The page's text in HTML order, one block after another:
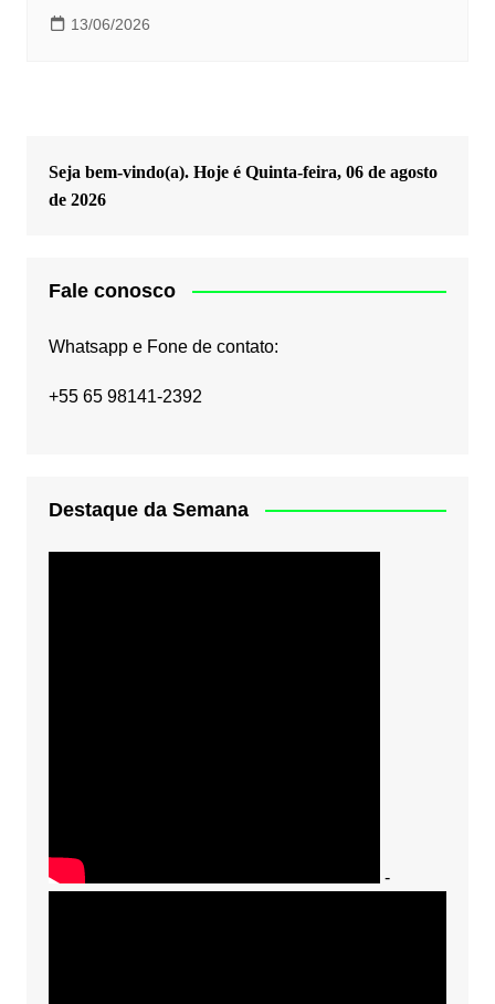
13/06/2026
Seja bem-vindo(a). Hoje é Quinta-feira, 06 de agosto
de 2026
Fale conosco
Whatsapp e Fone de contato:
+55 65 98141-2392
Destaque da Semana
-